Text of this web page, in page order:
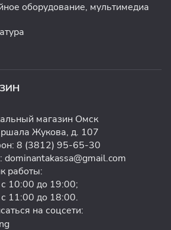
оборудование, мультимедиа
магазин Омск
Жукова, д. 107
8 (3812) 95-65-30
dominantakassa@gmail.com
работы:
10:00 до 19:00;
11:00 до 18:00.
на соцсети: